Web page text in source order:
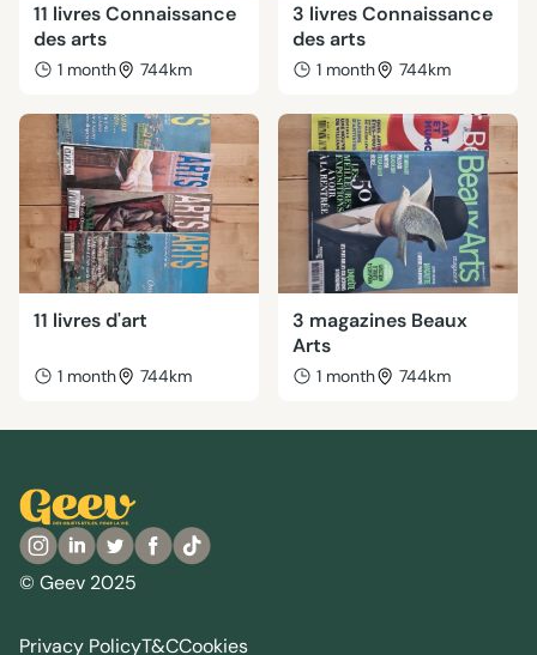
11 livres Connaissance
des arts
1 month 744km
3 livres Connaissance
des arts
1 month 744km
11 livres d'art
1 month 744km
3 magazines Beaux
Arts
1 month 744km
© Geev 2025
Privacy PolicyT&CCookies